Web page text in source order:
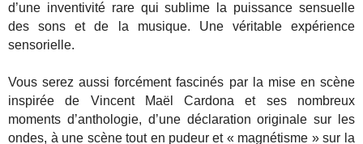
d’une inventivité rare qui sublime la puissance sensuelle
des sons et de la musique. Une véritable expérience
sensorielle.
Vous serez aussi forcément fascinés par la mise en scène
inspirée de Vincent Maël Cardona et ses nombreux
moments d’anthologie, d’une déclaration originale sur les
ondes, à une scène tout en pudeur et « magnétisme » sur la